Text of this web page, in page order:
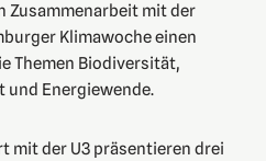
Zusammenarbeit mit der
Klimawoche einen
Themen Biodiversität,
Energiewende.
mit der U3 präsentieren drei